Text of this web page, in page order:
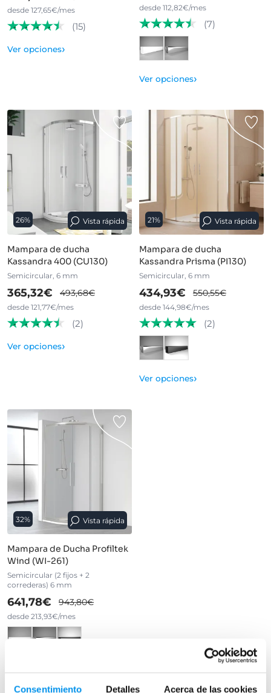
Consentimiento Detalles Acerca de las cookies
desde 127,65€/mes
(15)
Ver opciones›
desde 112,82€/mes
(7)
Ver opciones›
26% Vista rápida
Mampara de ducha
Kassandra 400 (CU130)
Semicircular, 6 mm
365,32€ 493,68€
desde 121,77€/mes
(2)
Ver opciones›
21% Vista rápida
Mampara de ducha
Kassandra Prisma (PI130)
Semicircular, 6 mm
434,93€ 550,55€
desde 144,98€/mes
(2)
Ver opciones›
32% Vista rápida
Mampara de Ducha Profiltek
Wind (WI-261)
Semicircular (2 fijos + 2
correderas) 6 mm
641,78€ 943,80€
desde 213,93€/mes
›